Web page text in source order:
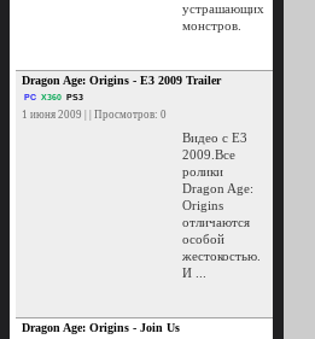
устрашающих
монстров.
Dragon Age: Origins - E3 2009 Trailer
PC X360 PS3
1 июня 2009 | | Просмотров: 0
Видео с E3
2009.Все
ролики
Dragon Age:
Origins
отличаются
особой
жестокостью.
И ...
Dragon Age: Origins - Join Us